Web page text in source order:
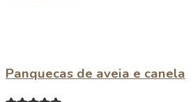
Panquecas de aveia e canela